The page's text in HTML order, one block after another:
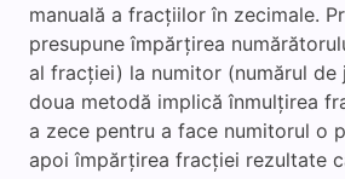
manuală a fracțiilor în zecimale.
presupune împărțirea
al fracției) la numitor (numărul
doua metodă implică înmulțirea
a zece pentru a face numitorul o
apoi împărțirea fracției rezultate